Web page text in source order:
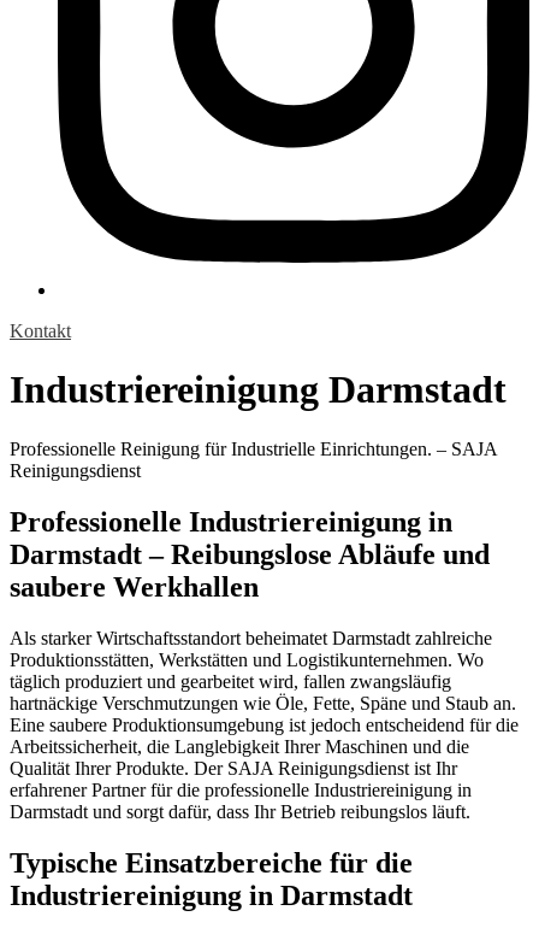
Kontakt
Industriereinigung Darmstadt
Professionelle Reinigung für Industrielle Einrichtungen. – SAJA
Reinigungsdienst
Professionelle Industriereinigung in
Darmstadt – Reibungslose Abläufe und
saubere Werkhallen
Als starker Wirtschaftsstandort beheimatet Darmstadt zahlreiche
Produktionsstätten, Werkstätten und Logistikunternehmen. Wo
täglich produziert und gearbeitet wird, fallen zwangsläufig
hartnäckige Verschmutzungen wie Öle, Fette, Späne und Staub an.
Eine saubere Produktionsumgebung ist jedoch entscheidend für die
Arbeitssicherheit, die Langlebigkeit Ihrer Maschinen und die
Qualität Ihrer Produkte. Der SAJA Reinigungsdienst ist Ihr
erfahrener Partner für die professionelle Industriereinigung in
Darmstadt und sorgt dafür, dass Ihr Betrieb reibungslos läuft.
Typische Einsatzbereiche für die
Industriereinigung in Darmstadt